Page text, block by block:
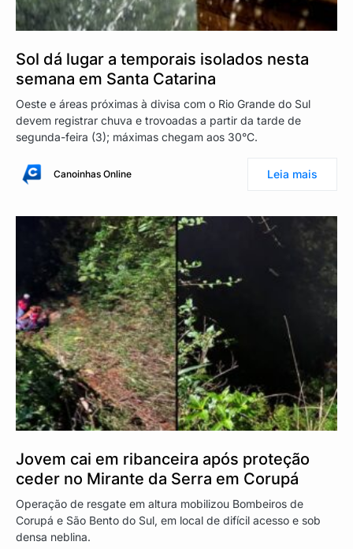
Sol dá lugar a temporais isolados nesta
semana em Santa Catarina
Oeste e áreas próximas à divisa com o Rio Grande do Sul
devem registrar chuva e trovoadas a partir da tarde de
segunda-feira (3); máximas chegam aos 30°C.
Canoinhas Online Leia mais
Jovem cai em ribanceira após proteção
ceder no Mirante da Serra em Corupá
Operação de resgate em altura mobilizou Bombeiros de
Corupá e São Bento do Sul, em local de difícil acesso e sob
densa neblina.